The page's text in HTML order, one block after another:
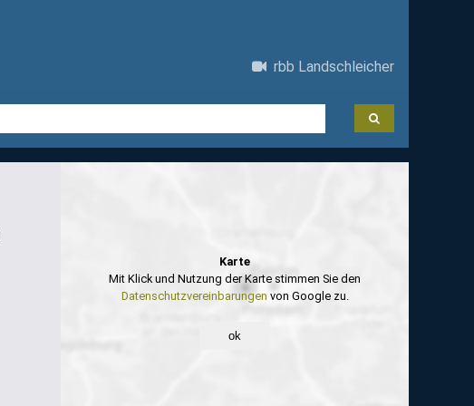
rbb Landschleicher
Karte
Mit Klick und Nutzung der Karte stimmen Sie den
Datenschutzvereinbarungen von Google zu.
ok